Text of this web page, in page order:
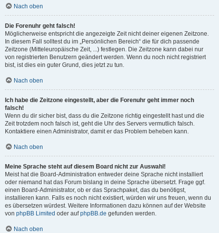
Nach oben
Die Forenuhr geht falsch!
Möglicherweise entspricht die angezeigte Zeit nicht deiner eigenen Zeitzone.
In diesem Fall solltest du im „Persönlichen Bereich“ die für dich passende
Zeitzone (Mitteleuropäische Zeit, ...) festlegen. Die Zeitzone kann dabei nur
von registrierten Benutzern geändert werden. Wenn du noch nicht registriert
bist, ist dies ein guter Grund, dies jetzt zu tun.
Nach oben
Ich habe die Zeitzone eingestellt, aber die Forenuhr geht immer noch
falsch!
Wenn du dir sicher bist, dass du die Zeitzone richtig eingestellt hast und die
Zeit trotzdem noch falsch ist, geht die Uhr des Servers vermutlich falsch.
Kontaktiere einen Administrator, damit er das Problem beheben kann.
Nach oben
Meine Sprache steht auf diesem Board nicht zur Auswahl!
Meist hat die Board-Administration entweder deine Sprache nicht installiert
oder niemand hat das Forum bislang in deine Sprache übersetzt. Frage ggf.
einen Board-Administrator, ob er das Sprachpaket, das du benötigst,
installieren kann. Falls es noch nicht existiert, würden wir uns freuen, wenn du
es übersetzen würdest. Weitere Informationen dazu können auf der Website
von phpBB Limited oder aufphpBB.de gefunden werden.
Nach oben